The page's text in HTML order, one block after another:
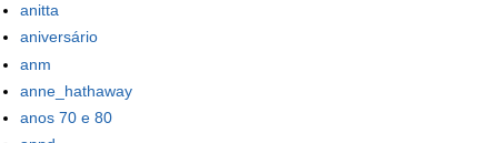
anitta
aniversário
anm
anne_hathaway
anos 70 e 80